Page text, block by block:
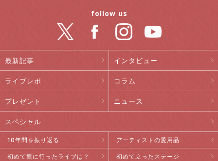
最新記事 インタビュー
ライブレポ コラム
プレゼント ニュース
スペシャル
10年間を振り返る アーティストの愛用品
初めて観に行ったライブは？ 初めて立ったステージ
follow us